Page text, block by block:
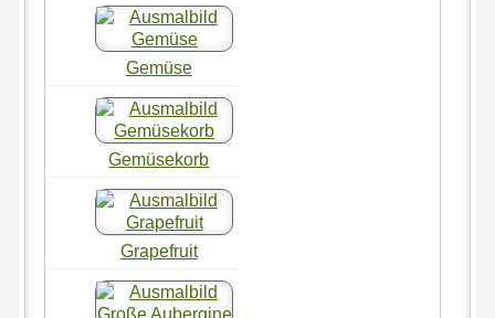
Gemüse
Gemüsekorb
Grapefruit